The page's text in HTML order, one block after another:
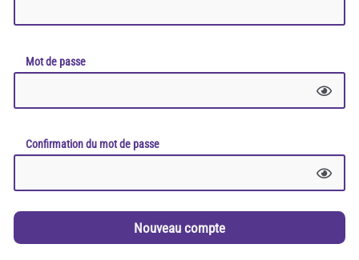
Mot de passe
Confirmation du mot de passe